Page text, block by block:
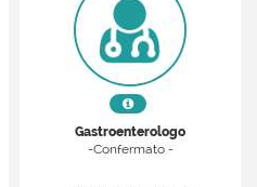
Gastroenterologo
-Confermato -